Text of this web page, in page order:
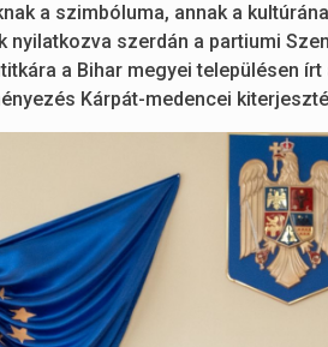
a szimbóluma, annak a
nyilatkozva szerdán a partiumi
a Bihar megyei településen
Kárpát-medencei